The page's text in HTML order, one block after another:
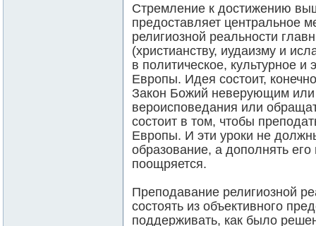
Стремление к достижению
предоставляет центральное
религиозной реальности
(христианству, иудаизму и
в политическое, культурное
Европы. Идея состоит,
Закон Божий неверующим
вероисповедания или
состоит в том, чтобы
Европы. И эти уроки не
образование, а дополнять
поощряется.
Преподавание религиозной
состоять из объективного
поддерживать, как было